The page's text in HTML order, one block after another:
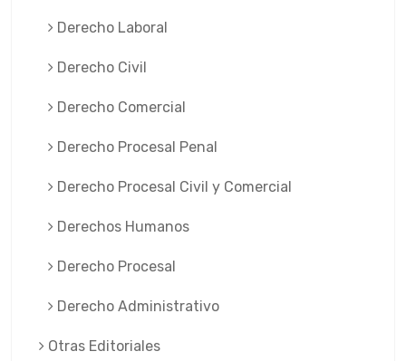
Derecho Laboral
Derecho Civil
Derecho Comercial
Derecho Procesal Penal
Derecho Procesal Civil y Comercial
Derechos Humanos
Derecho Procesal
Derecho Administrativo
Otras Editoriales